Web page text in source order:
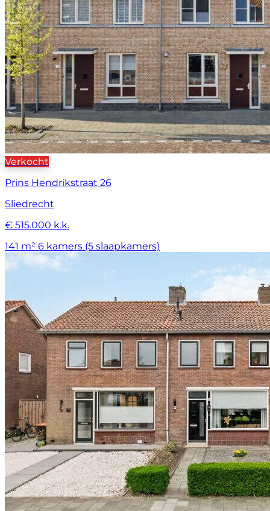
Verkocht
Prins Hendrikstraat 26
Sliedrecht
€ 515.000 k.k.
141 m² 6 kamers (5 slaapkamers)